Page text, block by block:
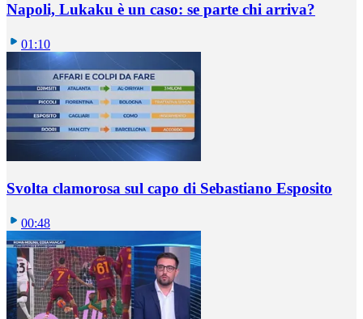
Napoli, Lukaku è un caso: se parte chi arriva?
01:10
Svolta clamorosa sul capo di Sebastiano Esposito
00:48